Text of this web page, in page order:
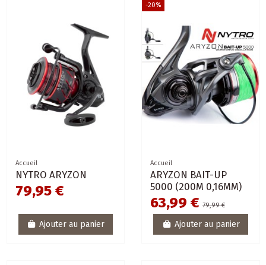
Accueil
NYTRO ARYZON
79,95 €
Ajouter au panier
-20%
Accueil
ARYZON BAIT-UP
5000 (200M 0,16MM)
63,99 € 79,99 €
Ajouter au panier